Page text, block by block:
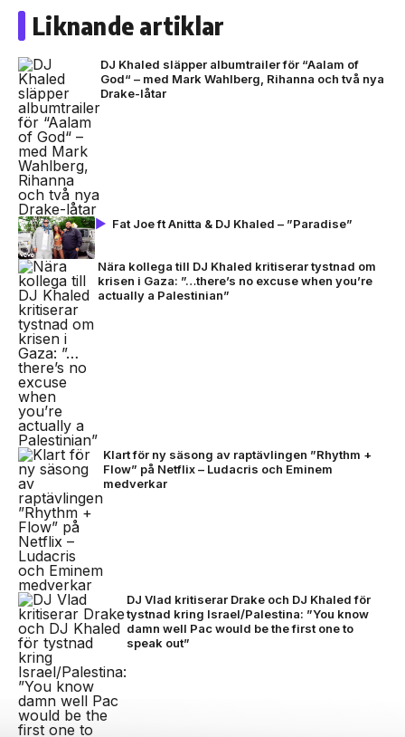
Liknande artiklar
DJ Khaled släpper albumtrailer för “Aalam of
God“ – med Mark Wahlberg, Rihanna och två nya
Drake-låtar
Fat Joe ft Anitta & DJ Khaled – ”Paradise”
Nära kollega till DJ Khaled kritiserar tystnad om
krisen i Gaza: ”…there’s no excuse when you’re
actually a Palestinian”
Klart för ny säsong av raptävlingen ”Rhythm +
Flow” på Netflix – Ludacris och Eminem
medverkar
DJ Vlad kritiserar Drake och DJ Khaled för
tystnad kring Israel/Palestina: ”You know
damn well Pac would be the first one to
speak out”